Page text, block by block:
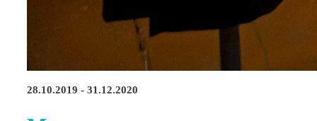
28.10.2019 - 31.12.2020